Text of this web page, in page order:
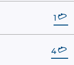
1
4